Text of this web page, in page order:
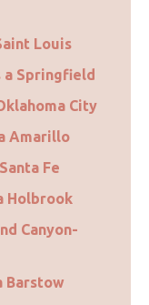
Louis
a Springfield
City
Amarillo
Fe
Holbrook
Canyon-
Barstow